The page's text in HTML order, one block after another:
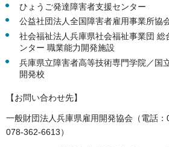
ひょうご発達障害者支援センター
公益社団法人全国障害者雇用事業所協
社会福祉法人兵庫県社会福祉事業団 総
ンター 職業能力開発施設
兵庫県立障害者高等技術専門学院／国
開発校
【お問い合わせ先】
一般財団法人兵庫県雇用開発協会（電話
078-362-6613）